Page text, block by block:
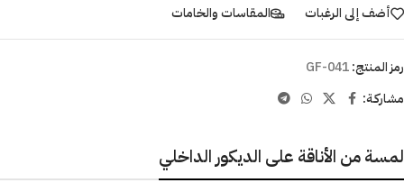
أضف إلى الرغبات المقاسات والخامات
رمز المنتج:GF-041
مشاركـة:
لمسة من الأناقة على الديكور الداخلي